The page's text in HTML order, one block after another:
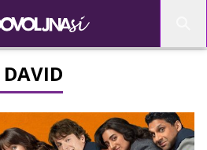
DAVID